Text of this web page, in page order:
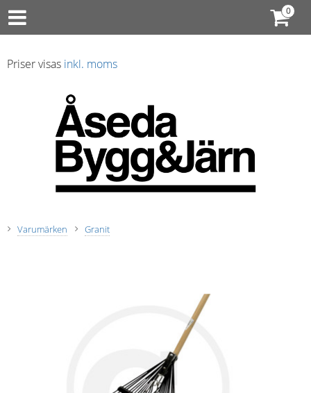
Priser visas inkl. moms
Varumärken Granit